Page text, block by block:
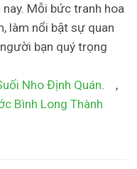
nay. Mỗi bức tranh hoa
làm nổi bật sự quan
bạn quý trọng
Nho Định Quán . ,
Bình Long Thành